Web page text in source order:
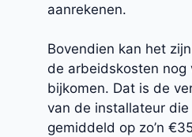
aanrekenen.
Bovendien kan het
de arbeidskosten nog
bijkomen. Dat is de
van de installateur
gemiddeld op zo’n